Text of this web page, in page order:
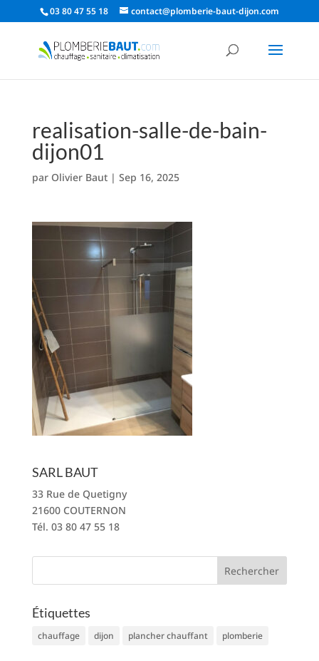
03 80 47 55 18 contact@plomberie-baut-dijon.com
realisation-salle-de-bain-
dijon01
par Olivier Baut| Sep 16, 2025
SARL BAUT
33 Rue de Quetigny
21600 COUTERNON
Tél. 03 80 47 55 18
Étiquettes
chauffage dijon plancher chauffant plomberie